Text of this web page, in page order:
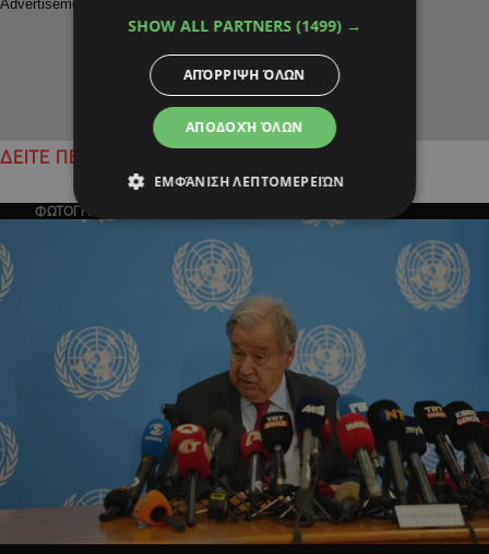
ΔΕΙΤΕ ΠΕΡΙΣΣΟΤΕΡΑ
ΦΩΤΟΓΡΑΦΙΑ ΤΗΣ ΗΜΕΡΑΣ
SHOW ALL PARTNERS (1499) →
ΑΠΟΔΟΧΉ ΌΛΩΝ
ΑΠΌΡΡΙΨΗ ΌΛΩΝ
ΕΜΦΆΝΙΣΗ ΛΕΠΤΟΜΕΡΕΙΏΝ